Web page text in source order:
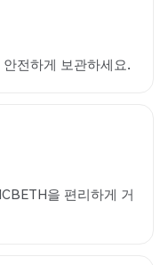
전하게 보관하세요.
을 편리하게 거